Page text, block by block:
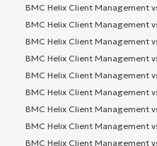
BMC Helix Client Management
BMC Helix Client Management
BMC Helix Client Management
BMC Helix Client Management
BMC Helix Client Management
BMC Helix Client Management
BMC Helix Client Management
BMC Helix Client Management
BMC Helix Client Management